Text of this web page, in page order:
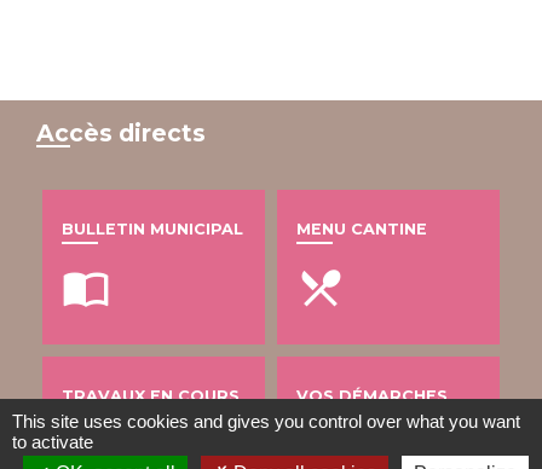
Accès directs
BULLETIN MUNICIPAL
import_contacts
MENU CANTINE
local_dining
TRAVAUX EN COURS
build
VOS DÉMARCHES
account_balance
This site uses cookies and gives you control over what you want
to activate